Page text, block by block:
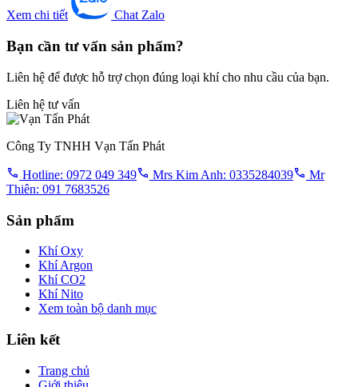
Xem chi tiết Chat Zalo
Bạn cần tư vấn sản phẩm?
Liên hệ để được hỗ trợ chọn đúng loại khí cho nhu cầu của bạn.
Liên hệ tư vấn
Công Ty TNHH Vạn Tấn Phát
Hotline: 0972 049 349 Mrs Kim Anh: 0335284039
Mr
Thiên: 091 7683526
Sản phẩm
Khí Oxy
Khí Argon
Khí CO2
Khí Nito
Xem toàn bộ danh mục
Liên kết
Trang chủ